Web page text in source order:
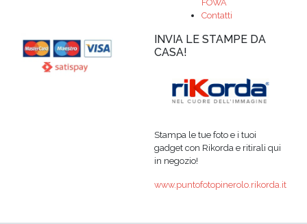
FOWA
Contatti
INVIA LE STAMPE DA
CASA!
Stampa le tue foto e i tuoi
gadget con Rikorda e ritirali qui
in negozio!
www.puntofotopinerolo.rikorda.it